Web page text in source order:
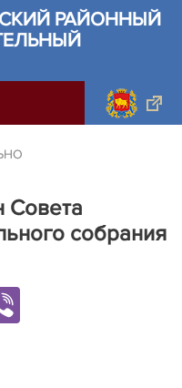
РАЙОННЫЙ
Совета
собрания